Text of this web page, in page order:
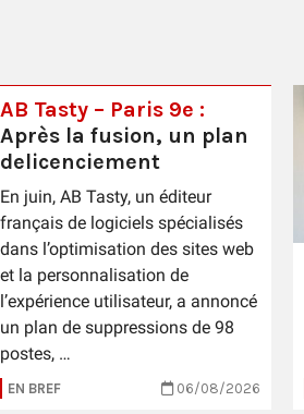
AB Tasty – Paris 9e :
Après la fusion, un plan
delicenciement
En juin, AB Tasty, un éditeur
français de logiciels spécialisés
dans l’optimisation des sites web
et la personnalisation de
l’expérience utilisateur, a annoncé
un plan de suppressions de 98
postes, …
EN BREF 06/08/2026